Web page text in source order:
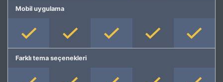
Mobil uygulama
Farklı tema seçenekleri